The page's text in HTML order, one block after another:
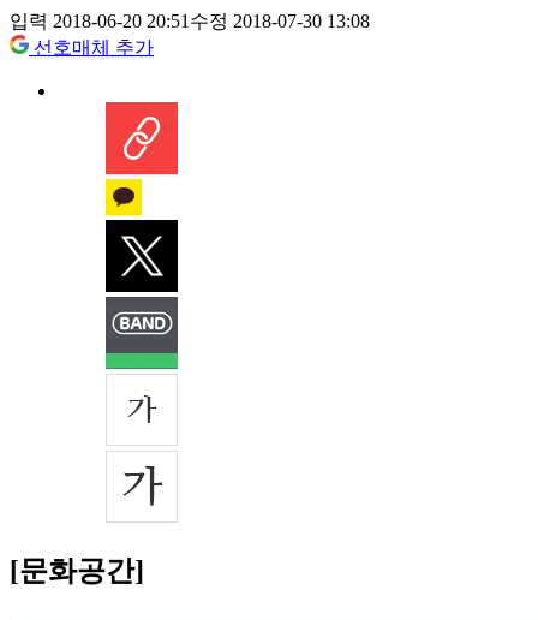
입력 2018-06-20 20:51수정 2018-07-30 13:08
선호매체 추가
[문화공간]